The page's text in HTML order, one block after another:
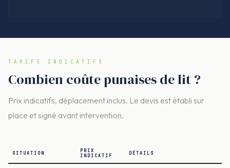
TARIFS INDICATIFS
Combien coûte punaises de lit ?
Prix indicatifs, déplacement inclus. Le devis est établi sur
place et signé avant intervention.
SITUATION
PRIX
INDICATIF
DÉTAILS